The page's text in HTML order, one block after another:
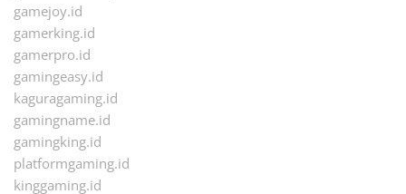
gamejoy.id
gamerking.id
gamerpro.id
gamingeasy.id
kaguragaming.id
gamingname.id
gamingking.id
platformgaming.id
kinggaming.id